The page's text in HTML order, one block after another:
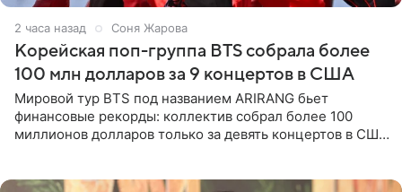
2 часа назад Соня Жарова
Корейская поп-группа BTS собрала более
100 млн долларов за 9 концертов в США
Мировой тур BTS под названием ARIRANG бьет
финансовые рекорды: коллектив собрал более 100
миллионов долларов только за девять концертов в США.